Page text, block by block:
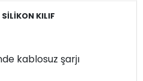
KILIF
kablosuz şarjı